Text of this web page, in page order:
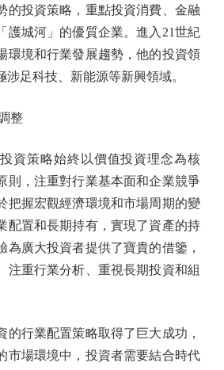
的投資策略，重點投資消費、金融
護城河」的優質企業。進入21世紀
環境和行業發展趨勢，他的投資領
足科技、新能源等新興領域。
整
策略始終以價值投資理念為核
則，注重對行業基本面和企業競爭
把握宏觀經濟環境和市場周期的變
配置和長期持有，實現了資產的持
為廣大投資者提供了寶貴的借鑒，
注重行業分析、重視長期投資和組
行業配置策略取得了巨大成功，
市場環境中，投資者需要結合時代